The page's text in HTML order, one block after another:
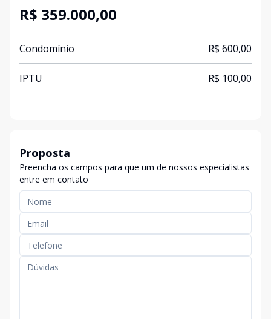
R$ 359.000,00
Condomínio R$ 600,00
IPTU R$ 100,00
Proposta
Preencha os campos para que um de nossos especialistas
entre em contato